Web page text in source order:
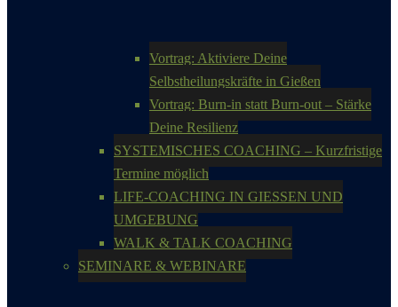
Vortrag: Aktiviere Deine
Selbstheilungskräfte in Gießen
Vortrag: Burn-in statt Burn-out – Stärke
Deine Resilienz
SYSTEMISCHES COACHING – Kurzfristige
Termine möglich
LIFE-COACHING IN GIESSEN UND
UMGEBUNG
WALK & TALK COACHING
SEMINARE & WEBINARE